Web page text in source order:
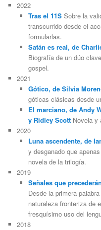
2022
Tras el 11SSobre la
transcurrido desde el
formularlas.
Satán es real, de
Biografía de un dúo
gospel.
2021
Gótico, de Silvia
góticas clásicas desde
El marciano, de Andy
y Ridley ScottNovela y
2020
Luna ascendente, de
y desganado que
novela de la trilogía.
2019
Señales que
Desde la primera
naturaleza fronteriza de
fresquísimo uso del
2018